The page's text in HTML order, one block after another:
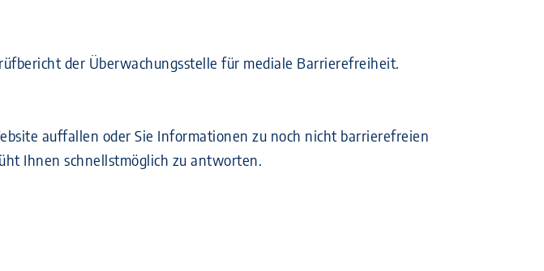
der Überwachungsstelle für mediale Barrierefreiheit.
auffallen oder Sie Informationen zu noch nicht barrierefreien
Ihnen schnellstmöglich zu antworten.